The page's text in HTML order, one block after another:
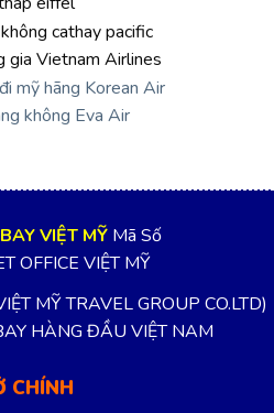
VIỆT MỸ Mã Số
OFFICE VIỆT MỸ
MỸ TRAVEL GROUP CO.LTD)
HÀNG ĐẦU VIỆT NAM
CHÍNH